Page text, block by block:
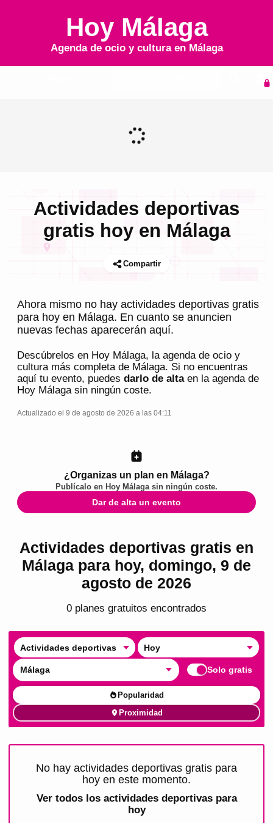
Hoy Málaga
Agenda de ocio y cultura en Málaga
Actividades deportivas
gratis hoy en Málaga
Compartir
Ahora mismo no hay actividades deportivas gratis
para hoy en Málaga. En cuanto se anuncien
nuevas fechas aparecerán aquí.
Descúbrelos en Hoy Málaga, la agenda de ocio y
cultura más completa de Málaga. Si no encuentras
aquí tu evento, puedes darlo de altaen la agenda de
Hoy Málagasin ningún coste.
Actualizado el 9 de agosto de 2026 a las 04:11
¿Organizas un plan en Málaga?
Publícalo en Hoy Málagasin ningún coste.
Dar de alta un evento
Actividades deportivas gratis en
Málaga para hoy, domingo, 9 de
agosto de 2026
0 planes gratuitos encontrados
Actividades deportivas Hoy
Málaga Solo gratis
Popularidad
Proximidad
No hay actividades deportivas gratis para
hoy en este momento.
Ver todos los actividades deportivas para
hoy